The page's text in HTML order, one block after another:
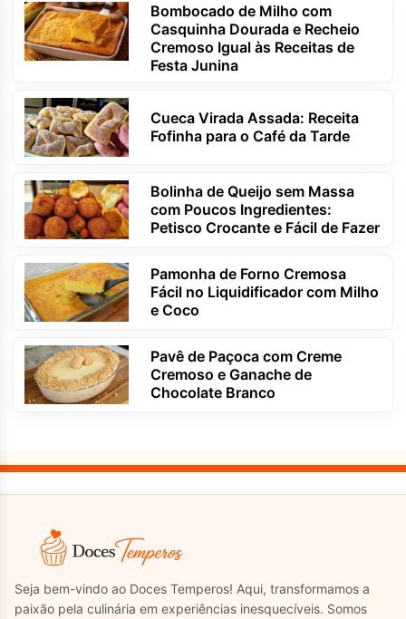
Bombocado de Milho com
Casquinha Dourada e Recheio
Cremoso Igual às Receitas de
Festa Junina
Cueca Virada Assada: Receita
Fofinha para o Café da Tarde
Bolinha de Queijo sem Massa
com Poucos Ingredientes:
Petisco Crocante e Fácil de Fazer
Pamonha de Forno Cremosa
Fácil no Liquidificador com Milho
e Coco
Pavê de Paçoca com Creme
Cremoso e Ganache de
Chocolate Branco
Seja bem-vindo ao Doces Temperos! Aqui, transformamos a
paixão pela culinária em experiências inesquecíveis. Somos